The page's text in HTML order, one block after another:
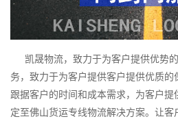
凯晟物流，致力于为客户提供优势的
务，致力于为客户提供客户提供优质的
跟据客户的时间和成本需求，为客户
定至佛山货运专线物流解决方案。让客